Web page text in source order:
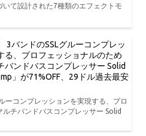
て設計された7種類のエフェクトモ
3バンドのSSLグルーコンプレッ
る、プロフェッショナルのため
バンドバスコンプレッサー Solid
」が71%OFF、29ドル過去最安
ーコンプレッションを実現する、プロ
チバンドバスコンプレッサー Solid